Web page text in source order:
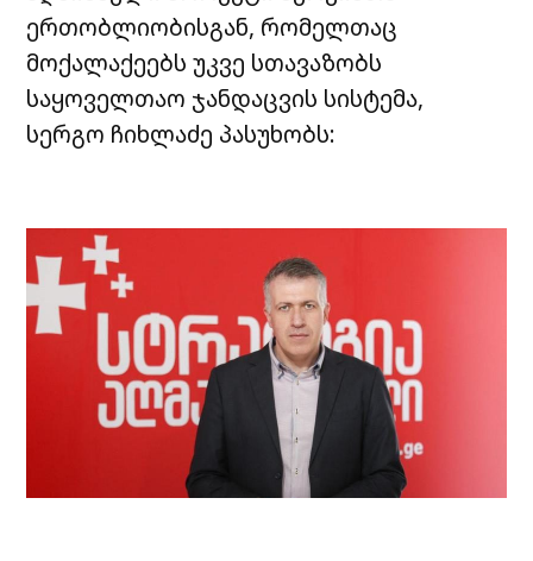
ერთობლიობისგან, რომელთაც
მოქალაქეებს უკვე სთავაზობს
საყოველთაო ჯანდაცვის სისტემა,
სერგო ჩიხლაძე პასუხობს: